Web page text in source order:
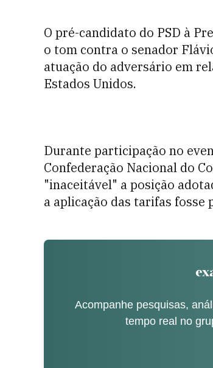
O pré-candidato do PSD à
o tom contra o senador
atuação do adversário em
Estados Unidos.
Durante participação no
Confederação Nacional do
"inaceitável" a posição
a aplicação das tarifas fosse
Acompanhe pesquisas,
tempo real no